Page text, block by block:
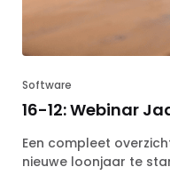
Software
16-12: Webinar
Een compleet
nieuwe loonjaar te